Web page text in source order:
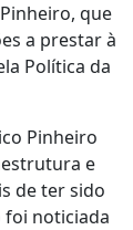
que
a prestar à
Política da
Pinheiro
e
de ter sido
foi noticiada